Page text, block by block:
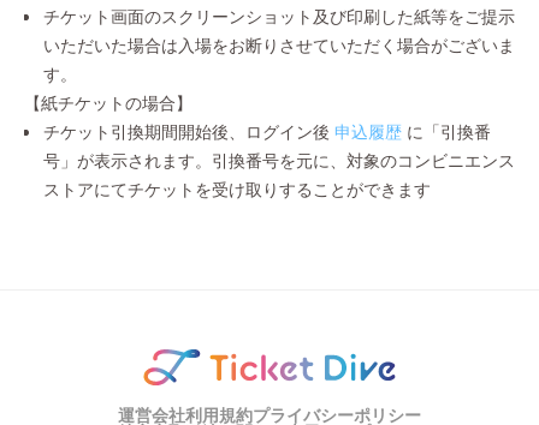
チケット画面のスクリーンショット及び印刷した紙等をご提示
いただいた場合は入場をお断りさせていただく場合がございま
す。
【紙チケットの場合】
チケット引換期間開始後、ログイン後 申込履歴 に「引換番
号」が表示されます。引換番号を元に、対象のコンビニエンス
ストアにてチケットを受け取りすることができます
運営会社利用規約プライバシーポリシー